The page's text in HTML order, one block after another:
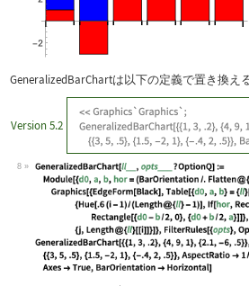
GeneralizedBarChartは以下の定義で置き換え
Version 5.2
8